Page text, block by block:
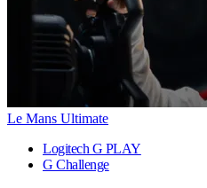
Le Mans Ultimate
Logitech G PLAY
G Challenge